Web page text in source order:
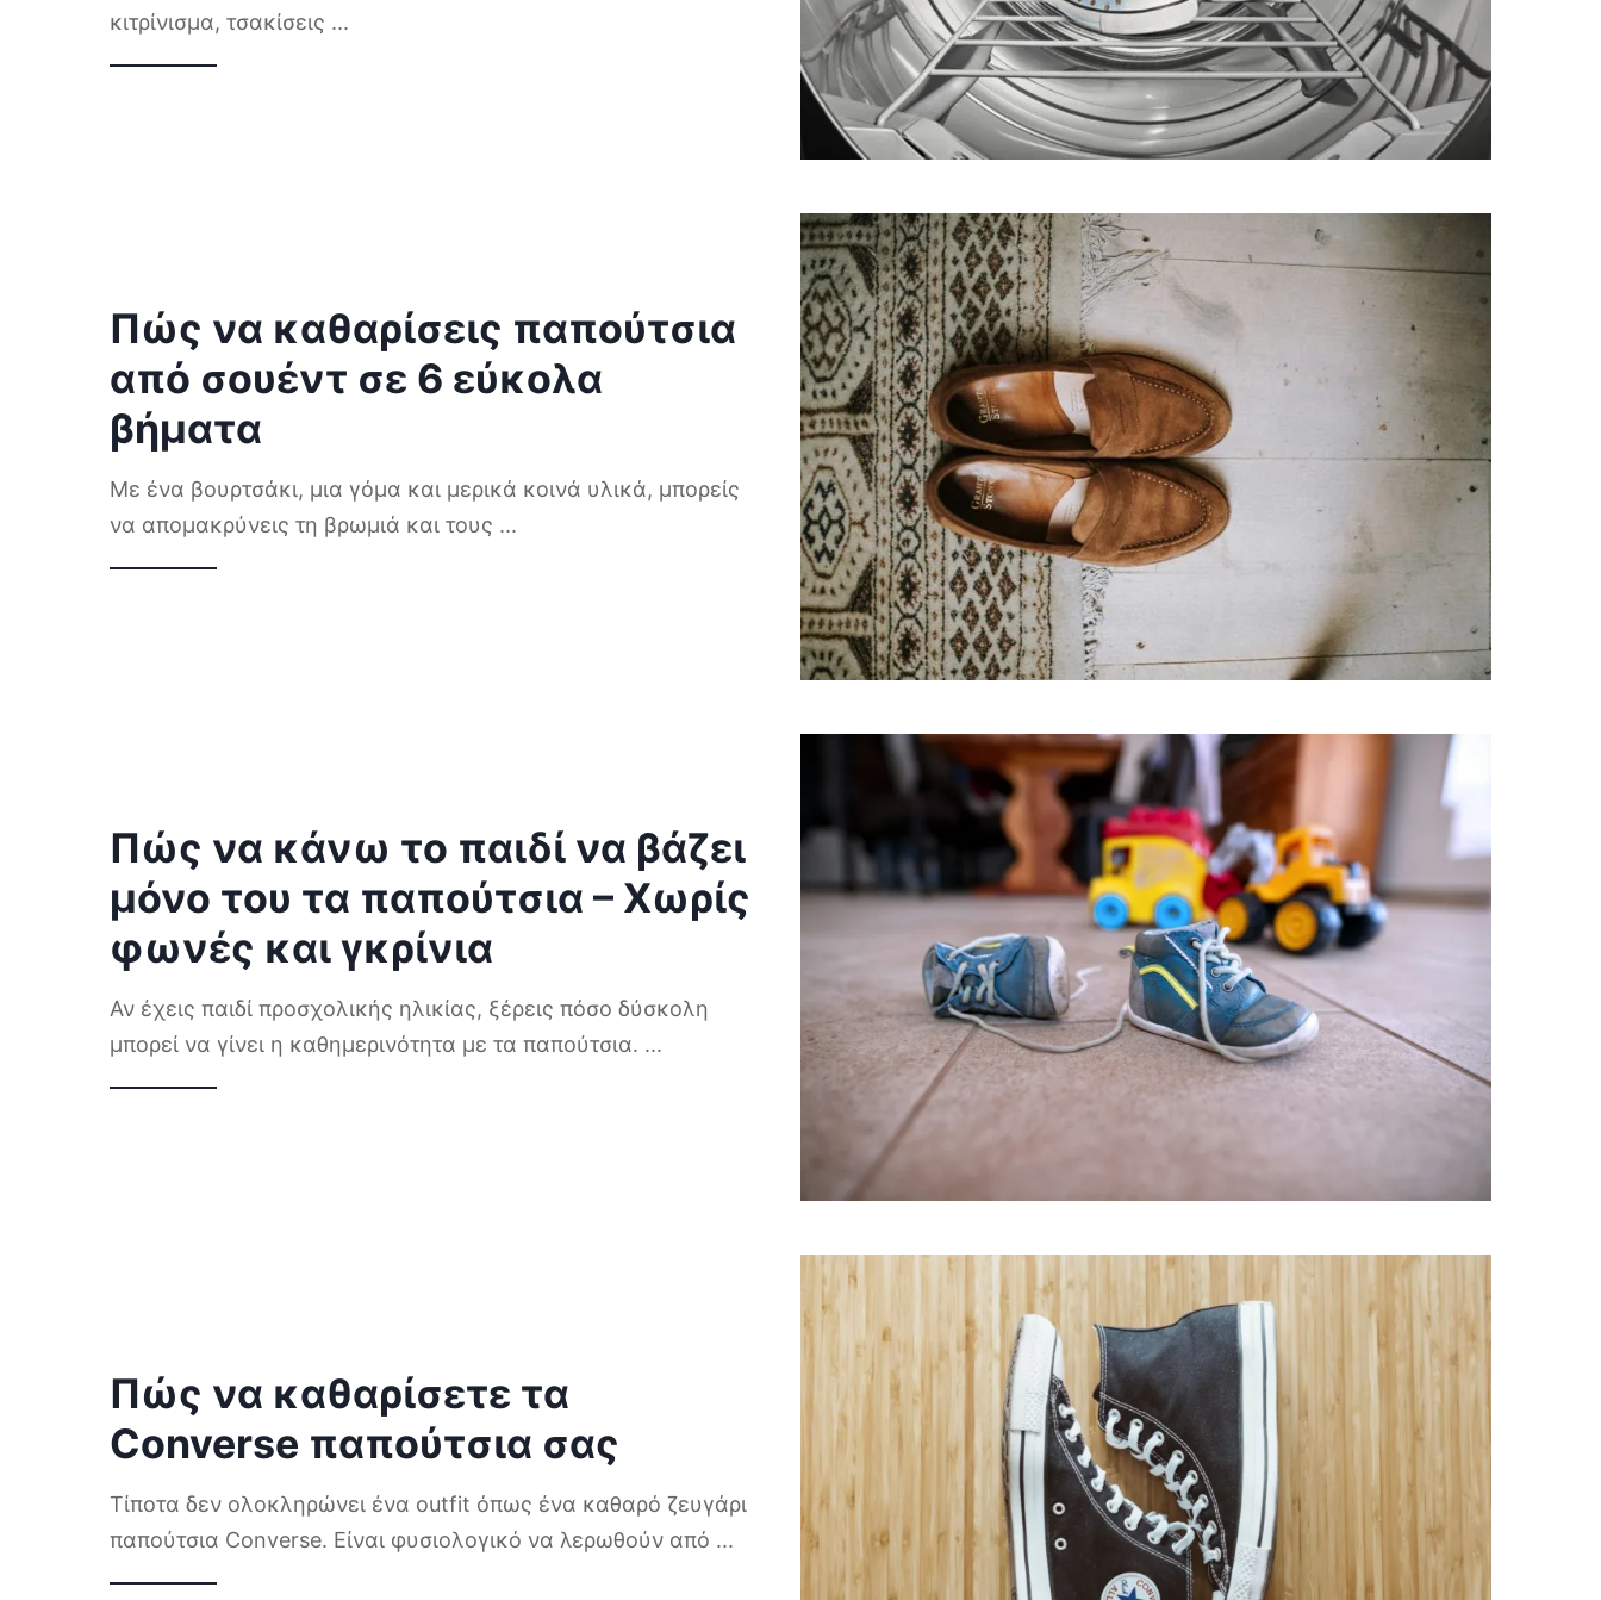
κιτρίνισμα, τσακίσεις ...
Πώς να καθαρίσεις παπούτσια
από σουέντ σε 6 εύκολα
βήματα
Με ένα βουρτσάκι, μια γόμα και μερικά κοινά υλικά, μπορείς
να απομακρύνεις τη βρωμιά και τους ...
Πώς να κάνω το παιδί να βάζει
μόνο του τα παπούτσια – Χωρίς
φωνές και γκρίνια
Αν έχεις παιδί προσχολικής ηλικίας, ξέρεις πόσο δύσκολη
μπορεί να γίνει η καθημερινότητα με τα παπούτσια. ...
Πώς να καθαρίσετε τα
Converse παπούτσια σας
Τίποτα δεν ολοκληρώνει ένα outfit όπως ένα καθαρό ζευγάρι
παπούτσια Converse. Είναι φυσιολογικό να λερωθούν από ...